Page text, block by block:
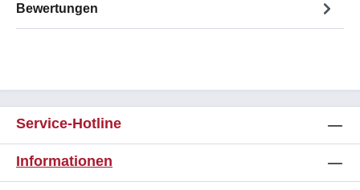
Bewertungen
Service-Hotline
Informationen